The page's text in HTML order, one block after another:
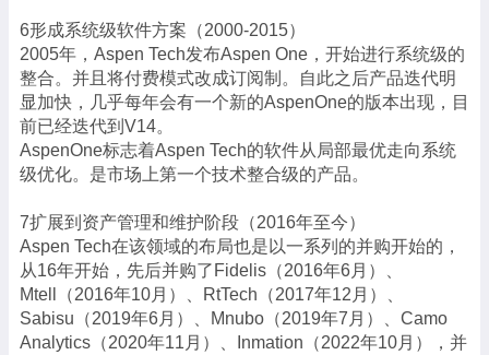
6形成系统级软件方案（2000-2015）
2005年，Aspen Tech发布Aspen One，开始进行系统级的
整合。并且将付费模式改成订阅制。自此之后产品迭代明
显加快，几乎每年会有一个新的AspenOne的版本出现，目
前已经迭代到V14。
AspenOne标志着Aspen Tech的软件从局部最优走向系统
级优化。是市场上第一个技术整合级的产品。
7扩展到资产管理和维护阶段（2016年至今）
Aspen Tech在该领域的布局也是以一系列的并购开始的，
从16年开始，先后并购了Fidelis（2016年6月）、
Mtell（2016年10月）、RtTech（2017年12月）、
Sabisu（2019年6月）、Mnubo（2019年7月）、Camo
Analytics（2020年11月）、Inmation（2022年10月），并